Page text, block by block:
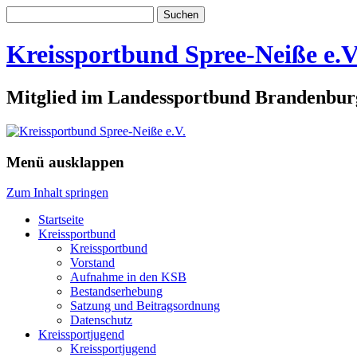
nach:
Kreissportbund Spree-Neiße
Mitglied im Landessportbund
Menü ausklappen
Zum Inhalt springen
Startseite
Kreissportbund
Kreissportbund
Vorstand
Aufnahme in den KSB
Bestandserhebung
Satzung und Beitragsordnung
Datenschutz
Kreissportjugend
Kreissportjugend